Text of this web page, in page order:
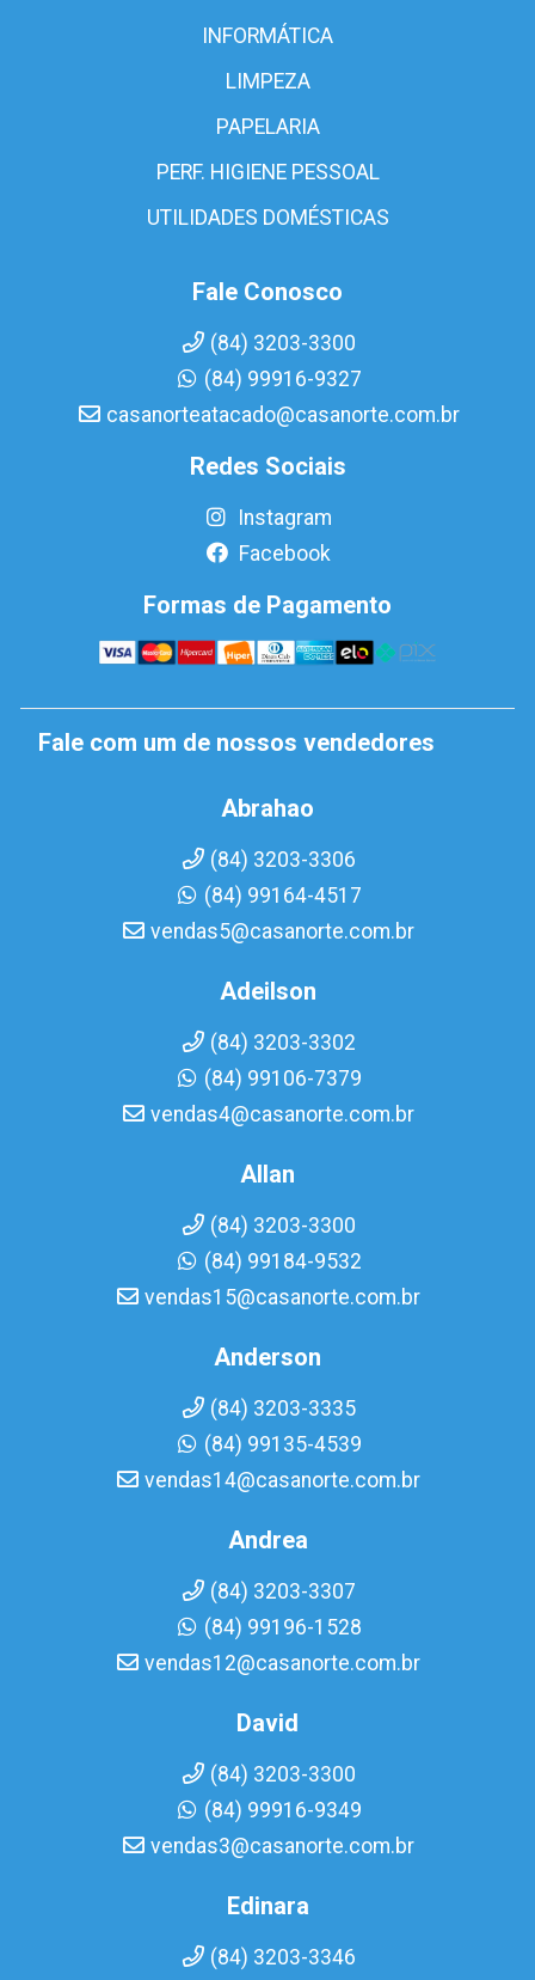
INFORMÁTICA
LIMPEZA
PAPELARIA
PERF. HIGIENE PESSOAL
UTILIDADES DOMÉSTICAS
Fale Conosco
(84) 3203-3300
(84) 99916-9327
casanorteatacado@casanorte.com.br
Redes Sociais
Instagram
Facebook
Formas de Pagamento
Fale com um de nossos vendedores
Abrahao
(84) 3203-3306
(84) 99164-4517
vendas5@casanorte.com.br
Adeilson
(84) 3203-3302
(84) 99106-7379
vendas4@casanorte.com.br
Allan
(84) 3203-3300
(84) 99184-9532
vendas15@casanorte.com.br
Anderson
(84) 3203-3335
(84) 99135-4539
vendas14@casanorte.com.br
Andrea
(84) 3203-3307
(84) 99196-1528
vendas12@casanorte.com.br
David
(84) 3203-3300
(84) 99916-9349
vendas3@casanorte.com.br
Edinara
(84) 3203-3346